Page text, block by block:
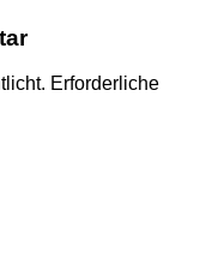
Erforderliche